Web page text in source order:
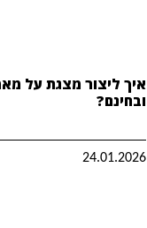
איך ליצור מצגת על
ובחינם?
24.01.2026